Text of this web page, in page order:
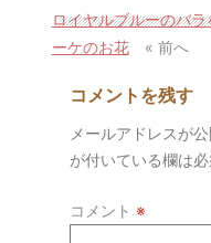
ロイヤルブルーのバ
ーケのお花« 前へ
コメントを残す
メールアドレスが
が付いている欄は
コメント ※